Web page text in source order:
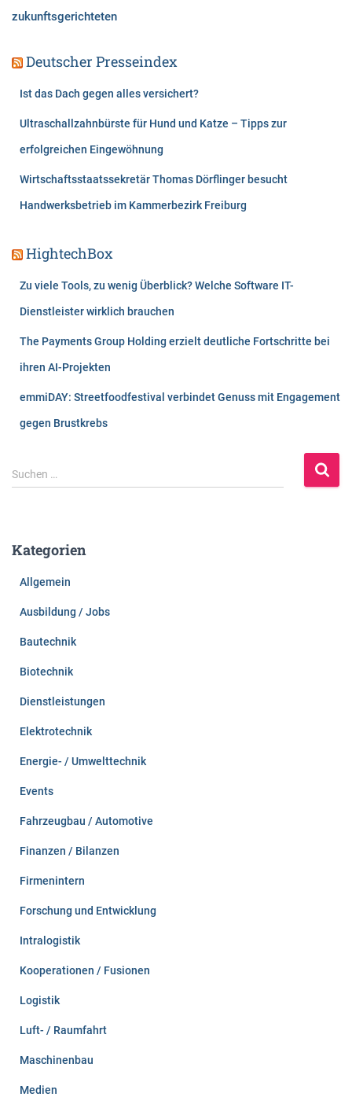
zukunftsgerichteten
Deutscher Presseindex
Ist das Dach gegen alles versichert?
Ultraschallzahnbürste für Hund und Katze – Tipps zur
erfolgreichen Eingewöhnung
Wirtschaftsstaatssekretär Thomas Dörflinger besucht
Handwerksbetrieb im Kammerbezirk Freiburg
HightechBox
Zu viele Tools, zu wenig Überblick? Welche Software IT-
Dienstleister wirklich brauchen
The Payments Group Holding erzielt deutliche Fortschritte bei
ihren AI-Projekten
emmiDAY: Streetfoodfestival verbindet Genuss mit Engagement
gegen Brustkrebs
S
u
n
Suchen …
Kategorien
Allgemein
Ausbildung / Jobs
Bautechnik
Biotechnik
Dienstleistungen
Elektrotechnik
Energie- / Umwelttechnik
Events
Fahrzeugbau / Automotive
Finanzen / Bilanzen
Firmenintern
Forschung und Entwicklung
Intralogistik
Kooperationen / Fusionen
Logistik
Luft- / Raumfahrt
Maschinenbau
Medien